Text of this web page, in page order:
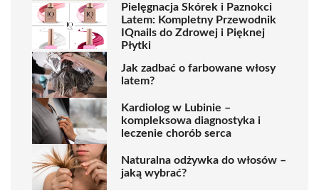
Pielęgnacja Skórek i Paznokci
Latem: Kompletny Przewodnik
IQnails do Zdrowej i Pięknej
Płytki
Jak zadbać o farbowane włosy
latem?
Kardiolog w Lubinie –
kompleksowa diagnostyka i
leczenie chorób serca
Naturalna odżywka do włosów –
jaką wybrać?